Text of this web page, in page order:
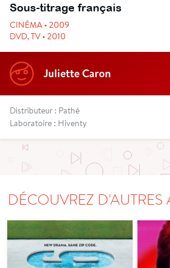
Sous-titrage français
CINÉMA • 2009
DVD, TV • 2010
Juliette Caron
Distributeur : Pathé
Laboratoire : Hiventy
DÉCOUVREZ D'AUTRES